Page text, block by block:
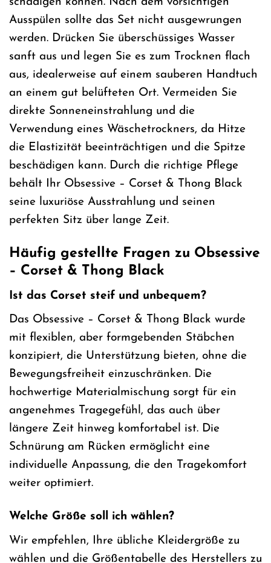
Ausspülen sollte das Set nicht ausgewrungen
werden. Drücken Sie überschüssiges Wasser
sanft aus und legen Sie es zum Trocknen flach
aus, idealerweise auf einem sauberen Handtuch
an einem gut belüfteten Ort. Vermeiden Sie
direkte Sonneneinstrahlung und die
Verwendung eines Wäschetrockners, da Hitze
die Elastizität beeinträchtigen und die Spitze
beschädigen kann. Durch die richtige Pflege
behält Ihr Obsessive – Corset & Thong Black
seine luxuriöse Ausstrahlung und seinen
perfekten Sitz über lange Zeit.
Häufig gestellte Fragen zu Obsessive
– Corset & Thong Black
Ist das Corset steif und unbequem?
Das Obsessive – Corset & Thong Black wurde
mit flexiblen, aber formgebenden Stäbchen
konzipiert, die Unterstützung bieten, ohne die
Bewegungsfreiheit einzuschränken. Die
hochwertige Materialmischung sorgt für ein
angenehmes Tragegefühl, das auch über
längere Zeit hinweg komfortabel ist. Die
Schnürung am Rücken ermöglicht eine
individuelle Anpassung, die den Tragekomfort
weiter optimiert.
Welche Größe soll ich wählen?
Wir empfehlen, Ihre übliche Kleidergröße zu
wählen und die Größentabelle des Herstellers zu